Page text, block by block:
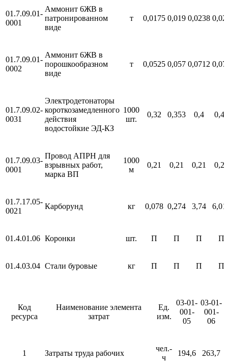
01.7.09.01-
0001
Аммонит 6ЖВ в
патронированном
виде
т 0,0175 0,019 0,0238
01.7.09.01-
0002
Аммонит 6ЖВ в
порошкообразном
виде
т 0,0525 0,057 0,0712
01.7.09.02-
0031
Электродетонаторы
короткозамедленного
действия
водостойкие ЭД-КЗ
1000
шт.
0,32 0,353 0,4 0,42
01.7.09.03-
0001
Провод АПРН для
взрывных работ,
марка ВП
1000
м
0,21 0,21 0,21 0,21
01.7.17.05-
0021
Карборунд кг 0,078 0,274 3,74
01.4.01.06 Коронки шт. П П П П
01.4.03.04 Стали буровые кг П П П П
Код
ресурса
Наименование элемента
затрат
Ед.
изм.
03-01-
001-
05
03-01-
001-
06
1 Затраты труда рабочих
чел.-
ч
194,6 263,7